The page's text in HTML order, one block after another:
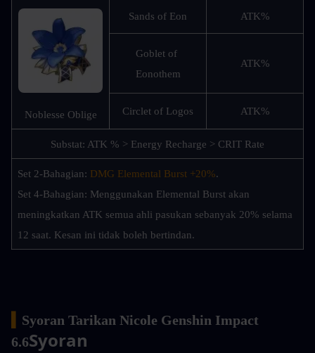
Noblesse Oblige
Sands of Eon ATK%
Goblet of
Eonothem
ATK%
Circlet of Logos ATK%
Substat: ATK % > Energy Recharge > CRIT Rate
Set 2-Bahagian: DMG Elemental Burst +20%.
Set 4-Bahagian: Menggunakan Elemental Burst akan
meningkatkan ATK semua ahli pasukan sebanyak 20% selama
12 saat. Kesan ini tidak boleh bertindan.
Syoran Tarikan Nicole Genshin Impact
6.6Syoran